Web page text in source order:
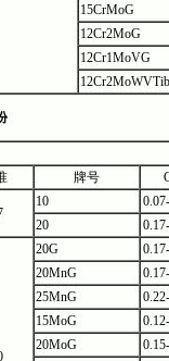
15CrMoG
12Cr2MoG
12Cr1MoVG
12Cr2MoWVTib
牌号
10
20
20G
20MnG
25MnG
15MoG
20MoG